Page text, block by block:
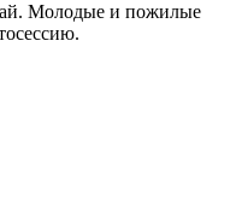
Молодые и пожилые